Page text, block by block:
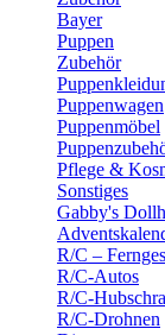
Bayer
Puppen
Zubehör
Puppenwagen
Puppenmöbel
Pflege &
Sonstiges
Gabby's
R/C –
R/C-Autos
R/C-
R/C-Drohnen